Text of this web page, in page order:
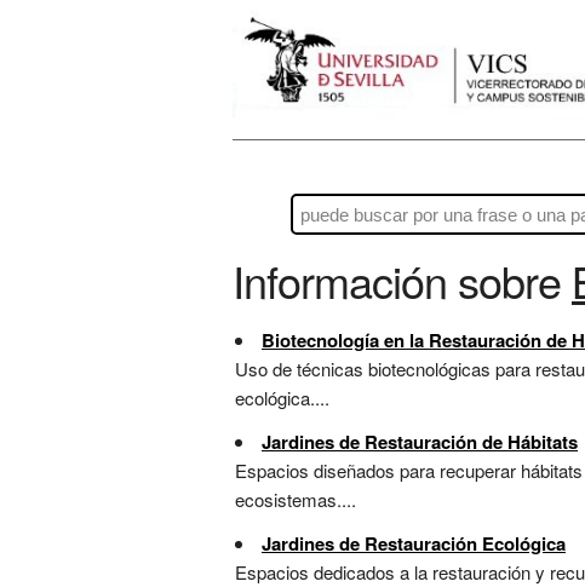
Información sobre
Biotecnología en la Restauración de
Uso de técnicas biotecnológicas para
ecológica....
Jardines de Restauración de Hábitats
Espacios diseñados para recuperar
ecosistemas....
Jardines de Restauración Ecológica
Espacios dedicados a la restauración y